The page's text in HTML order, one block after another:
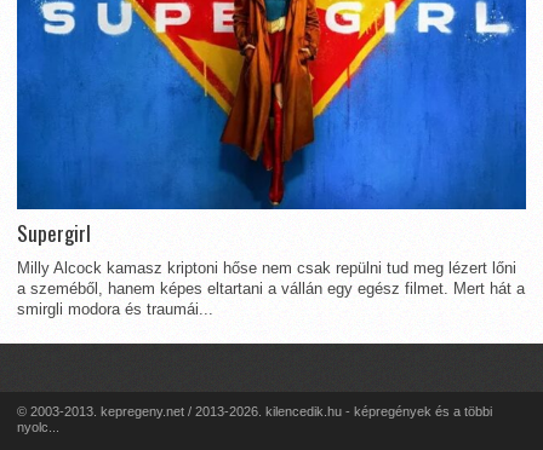
Supergirl
Milly Alcock kamasz kriptoni hőse nem csak repülni tud meg lézert lőni
a szeméből, hanem képes eltartani a vállán egy egész filmet. Mert hát a
smirgli modora és traumái...
© 2003-2013. kepregeny.net / 2013-2026. kilencedik.hu - képregények és a többi
nyolc...